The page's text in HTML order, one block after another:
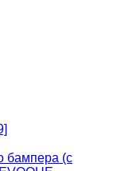
бампера (с